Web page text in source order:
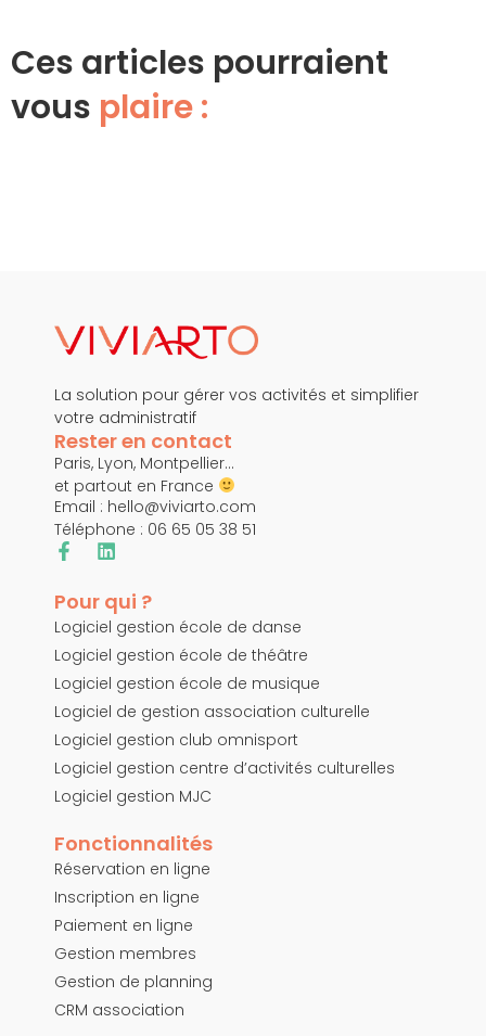
Ces articles pourraient
vous plaire :
La solution pour gérer vos activités et simplifier
votre administratif
Rester en contact
Paris, Lyon, Montpellier…
et partout en France
Email : hello@viviarto.com
Téléphone : 06 65 05 38 51
Pour qui ?
Logiciel gestion école de danse
Logiciel gestion école de théâtre
Logiciel gestion école de musique
Logiciel de gestion association culturelle
Logiciel gestion club omnisport
Logiciel gestion centre d’activités culturelles
Logiciel gestion MJC
Fonctionnalités
Réservation en ligne
Inscription en ligne
Paiement en ligne
Gestion membres
Gestion de planning
CRM association